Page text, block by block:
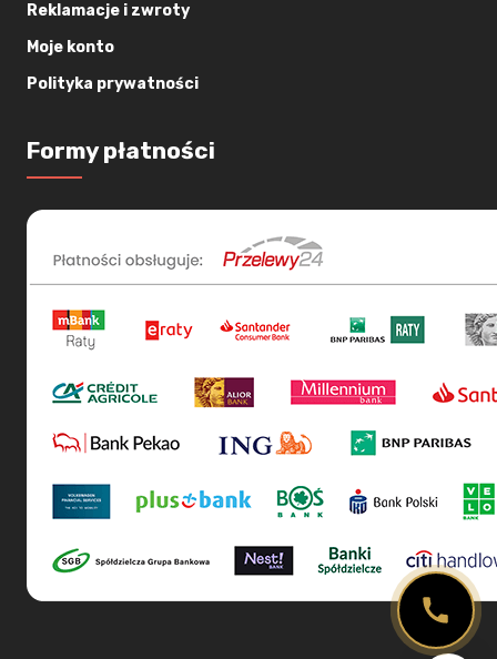
Reklamacje i zwroty
Moje konto
Polityka prywatności
Formy płatności